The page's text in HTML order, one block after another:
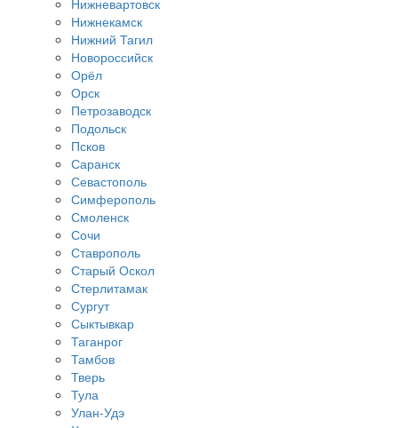
Нижневартовск
Нижнекамск
Нижний Тагил
Новороссийск
Орёл
Орск
Петрозаводск
Подольск
Псков
Саранск
Севастополь
Симферополь
Смоленск
Сочи
Ставрополь
Старый Оскол
Стерлитамак
Сургут
Сыктывкар
Таганрог
Тамбов
Тверь
Тула
Улан-Удэ